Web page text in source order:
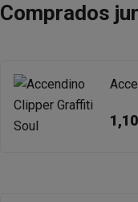
Comprados